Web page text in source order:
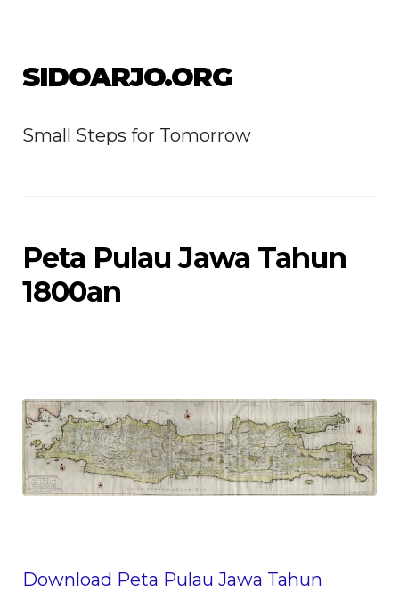
SIDOARJO.ORG
Small Steps for Tomorrow
Peta Pulau Jawa Tahun
1800an
Download Peta Pulau Jawa Tahun